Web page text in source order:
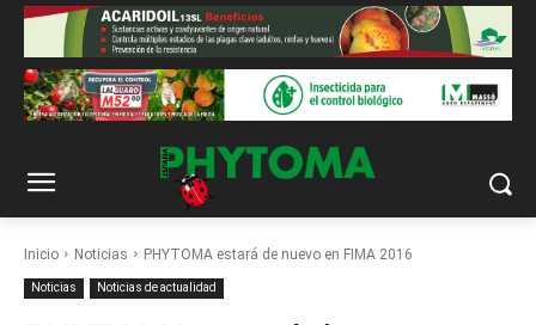
Inicio Noticias PHYTOMA estará de nuevo en FIMA 2016
Noticias Noticias de actualidad